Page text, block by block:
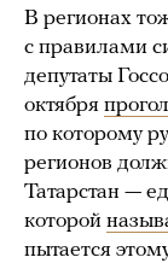
В регионах
с правилами
депутаты
октября
по которому
регионов
Татарстан —
которой
пытается